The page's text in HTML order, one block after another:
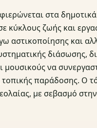
στα
κύκλους ζωής και
αστικοποίησης και
διάσωσης,
μουσικούς να
παράδοσης. Ο
με σεβασμό